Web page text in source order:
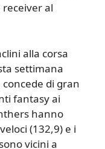
receiver al
alla corsa
settimana
di gran
fantasy ai
hanno
(132,9) e i
vicini a